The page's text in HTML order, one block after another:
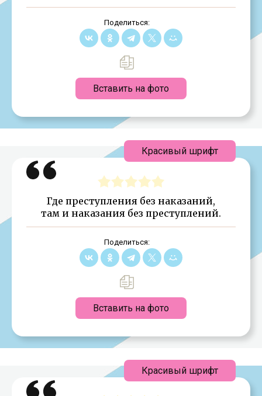
Поделиться:
Вставить на фото
Где преступления без наказаний,
там и наказания без преступлений.
Поделиться:
Вставить на фото
Красивый шрифт
Красивый шрифт